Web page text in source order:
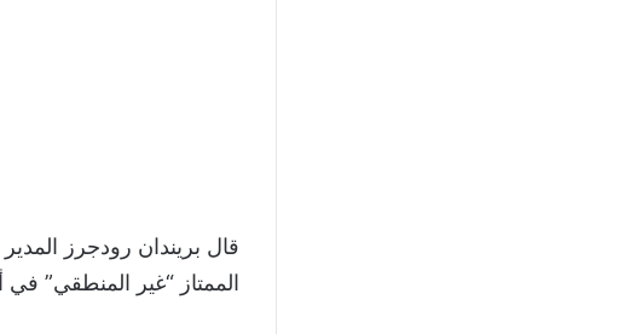
قال بريندان رودجرز
الممتاز “غير المنطقي”